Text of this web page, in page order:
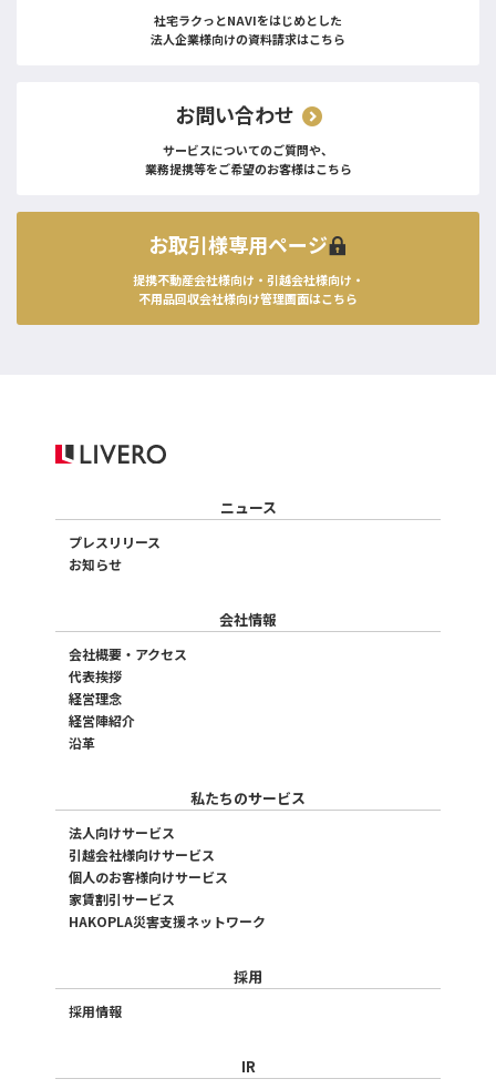
社宅ラクっとNAVIをはじめとした
法人企業様向けの資料請求はこちら
お問い合わせ
サービスについてのご質問や、
業務提携等をご希望のお客様はこちら
お取引様専用ページ
提携不動産会社様向け・引越会社様向け・
不用品回収会社様向け管理画面はこちら
ニュース
プレスリリース
お知らせ
会社情報
会社概要・アクセス
代表挨拶
経営理念
経営陣紹介
沿革
私たちのサービス
法人向けサービス
引越会社様向けサービス
個人のお客様向けサービス
家賃割引サービス
HAKOPLA災害支援ネットワーク
採用
採用情報
IR